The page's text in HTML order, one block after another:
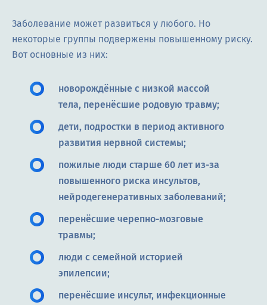
Заболевание может развиться у любого. Но
некоторые группы подвержены повышенному риску.
Вот основные из них:
новорождённые с низкой массой
тела, перенёсшие родовую травму;
дети, подростки в период активного
развития нервной системы;
пожилые люди старше 60 лет из-за
повышенного риска инсультов,
нейродегенеративных заболеваний;
перенёсшие черепно-мозговые
травмы;
люди с семейной историей
эпилепсии;
перенёсшие инсульт, инфекционные